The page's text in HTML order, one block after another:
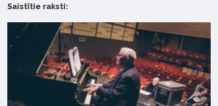
Saistītie raksti: